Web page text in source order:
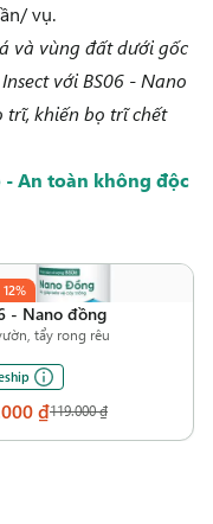
vụ.
và vùng đất dưới gốc
vớiBS06 - Nano
trĩ, khiến bọ trĩ chết
- An toàn không độc
12%
- Nano đồng
tẩy rong rêu
₫119.000 ₫